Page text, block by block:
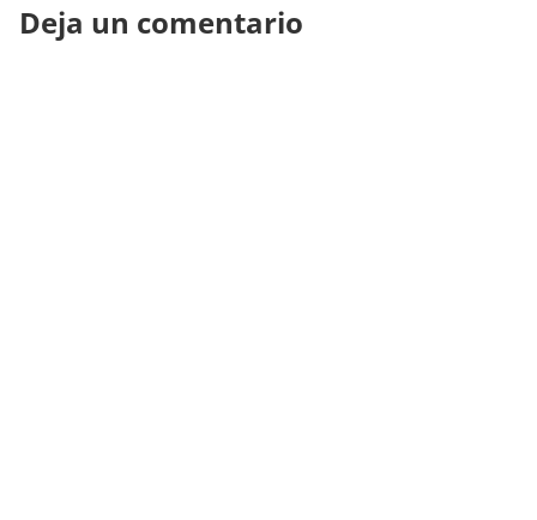
Deja un comentario